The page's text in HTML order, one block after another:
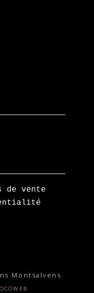
de vente
Montsalvens